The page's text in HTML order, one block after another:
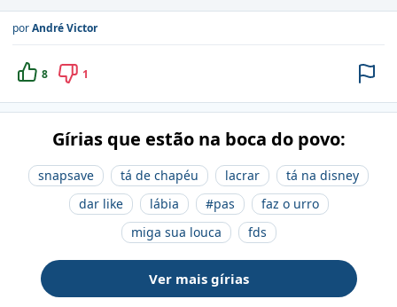
porAndré Victor
8 1
Gírias que estão na boca do povo:
snapsave tá de chapéu lacrar
tá na disney
dar like
lábia #pas
faz o urro
miga sua louca
fds
Ver mais gírias